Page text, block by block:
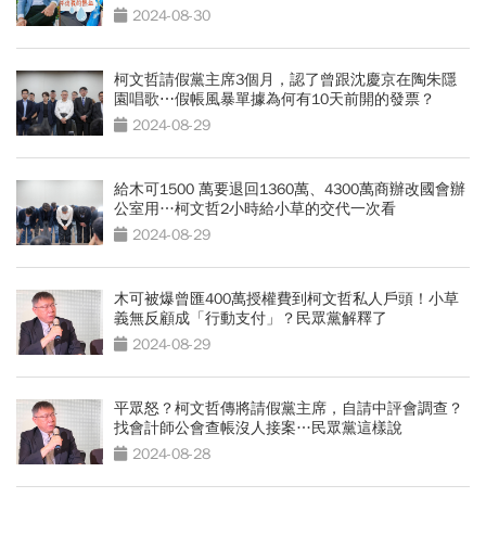
2024-08-30
柯文哲請假黨主席3個月，認了曾跟沈慶京在陶朱隱
園唱歌⋯假帳風暴單據為何有10天前開的發票？
2024-08-29
給木可1500 萬要退回1360萬、4300萬商辦改國會辦
公室用…柯文哲2小時給小草的交代一次看
2024-08-29
木可被爆曾匯400萬授權費到柯文哲私人戶頭！小草
義無反顧成「行動支付」？民眾黨解釋了
2024-08-29
平眾怒？柯文哲傳將請假黨主席，自請中評會調查？
找會計師公會查帳沒人接案…民眾黨這樣說
2024-08-28